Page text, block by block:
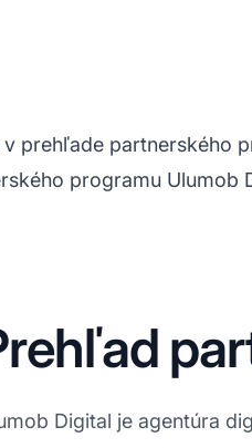
v prehľade partnerského
programu Ulumob
Digital je agentúra